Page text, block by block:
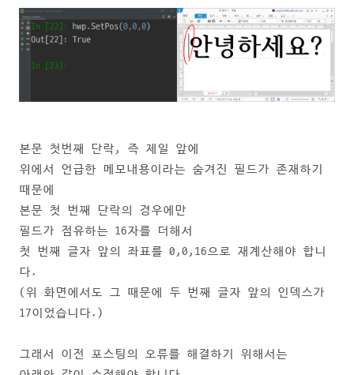
본문 첫번째 단락, 즉 제일 앞에
위에서 언급한 메모내용이라는 숨겨진 필드가 존재하기
때문에
본문 첫 번째 단락의 경우에만
필드가 점유하는 16자를 더해서
첫 번째 글자 앞의 좌표를 0,0,16으로 재계산해야 합니
다.
(위 화면에서도 그 때문에 두 번째 글자 앞의 인덱스가
17이었습니다.)
그래서 이전 포스팅의 오류를 해결하기 위해서는